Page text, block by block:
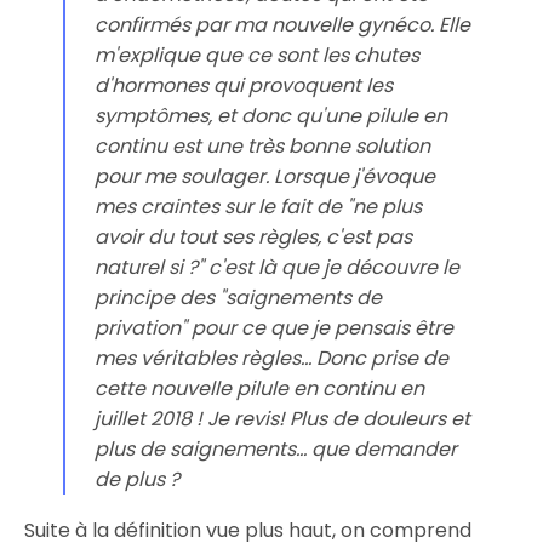
confirmés par ma nouvelle gynéco. Elle
m'explique que ce sont les chutes
d'hormones qui provoquent les
symptômes, et donc qu'une pilule en
continu est une très bonne solution
pour me soulager. Lorsque j'évoque
mes craintes sur le fait de "ne plus
avoir du tout ses règles, c'est pas
naturel si ?" c'est là que je découvre le
principe des "saignements de
privation" pour ce que je pensais être
mes véritables règles... Donc prise de
cette nouvelle pilule en continu en
juillet 2018 ! Je revis! Plus de douleurs et
plus de saignements... que demander
de plus ?
Suite à la définition vue plus haut, on comprend